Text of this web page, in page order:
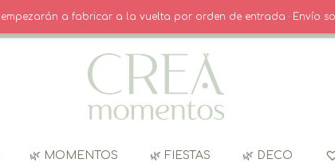
SESIÓN / REGISTRO CARRITO
🌿 MOMENTOS 🌿 FIESTAS 🌿 DECO
a fabricar a la vuelta por orden de entrada · Envío